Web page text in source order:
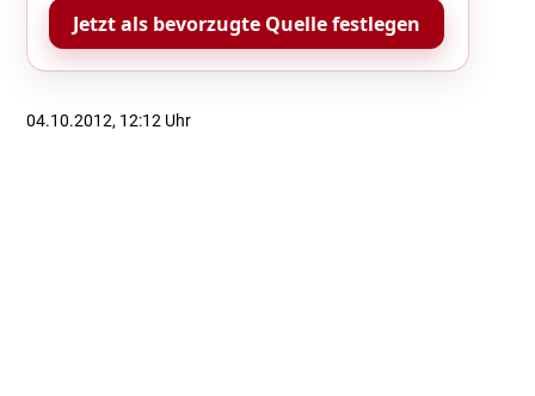
Jetzt als bevorzugte Quelle festlegen
04.10.2012, 12:12 Uhr